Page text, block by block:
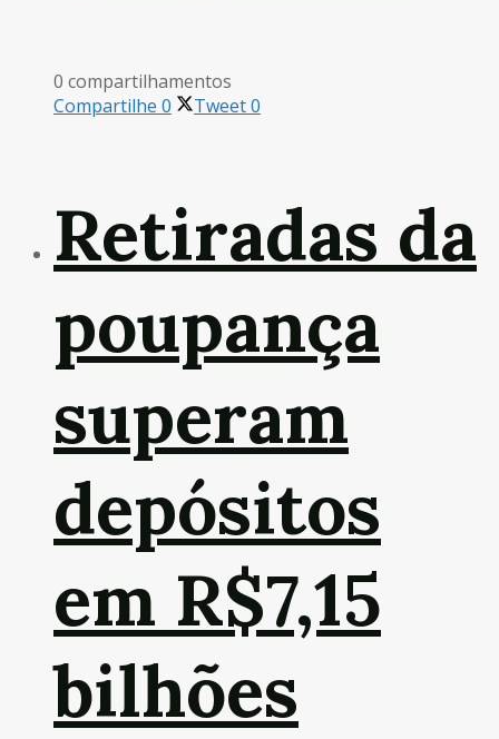
0 compartilhamentos
Compartilhe 0 Tweet0
Retiradas da
poupança
superam
depósitos
em R$7,15
bilhões